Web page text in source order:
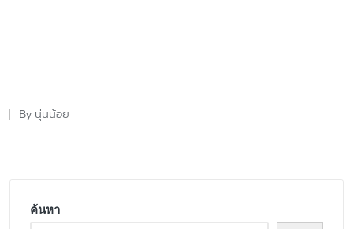
Posted
By นุ่นน้อย
ค้นหา